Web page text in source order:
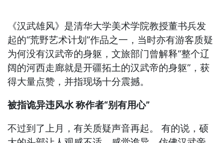
《汉武雄风》是清华大学美术学院教授董书兵发
起的“荒野艺术计划”作品之一，当时亦有游客质疑
为何没有汉武帝的身躯，文旅部门曾解释“整个辽
阔的河西走廊就是开疆拓土的汉武帝的身躯”，获
得大量点赞，并指现场十分震撼。
被指诡异违风水 称作者“别有用心”
不过到了上月，有关质疑声音再起。 有的说，硕